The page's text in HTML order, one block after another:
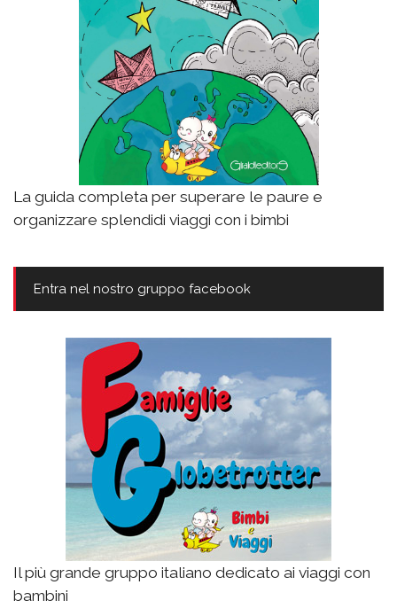
La guida completa per superare le paure e
organizzare splendidi viaggi con i bimbi
Entra nel nostro gruppo facebook
Il più grande gruppo italiano dedicato ai viaggi con
bambini